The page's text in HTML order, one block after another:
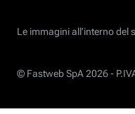
Le immagini all’interno del
© Fastweb SpA 2026 -